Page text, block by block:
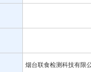
烟台联食检测科技有限